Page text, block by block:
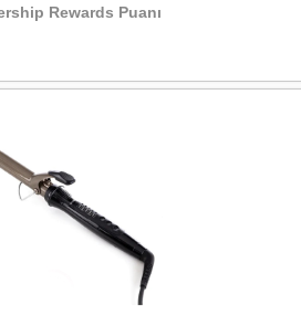
Rewards Puanı